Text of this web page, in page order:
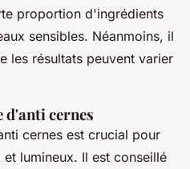
proportion d'ingrédients
sensibles. Néanmoins, il
les résultats peuvent varier
d'anti cernes
cernes est crucial pour
lumineux. Il est conseillé